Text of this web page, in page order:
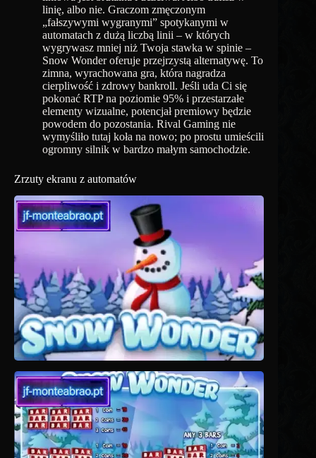
linię, albo nie. Graczom zmęczonym
„fałszywymi wygranymi” spotykanymi w
automatach z dużą liczbą linii – w których
wygrywasz mniej niż Twoja stawka w spinie –
Snow Wonder oferuje przejrzystą alternatywę. To
zimna, wyrachowana gra, która nagradza
cierpliwość i zdrowy bankroll. Jeśli uda Ci się
pokonać RTP na poziomie 95% i przestarzałe
elementy wizualne, potencjał premiowy będzie
powodem do pozostania. Rival Gaming nie
wymyśliło tutaj koła na nowo; po prostu umieścili
ogromny silnik w bardzo małym samochodzie.
Zrzuty ekranu z automatów